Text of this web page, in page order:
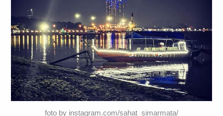
foto by instagram.com/sahat_simarmata/